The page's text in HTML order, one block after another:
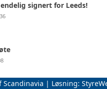
signert for Leeds!
| Løsning: